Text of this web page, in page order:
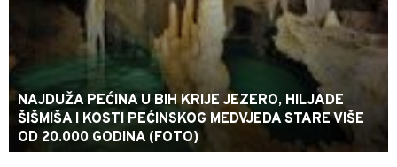
NAJDUŽA PEĆINA U BIH KRIJE JEZERO, HILJADE
ŠIŠMIŠA I KOSTI PEĆINSKOG MEDVJEDA STARE VIŠE
OD 20.000 GODINA (FOTO)